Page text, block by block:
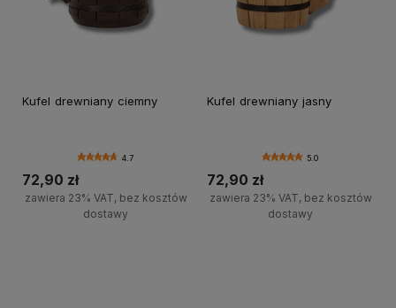
Kufel drewniany ciemny
4.7
72,90 zł
zawiera 23% VAT, bez kosztów
dostawy
Kufel drewniany jasny
5.0
72,90 zł
zawiera 23% VAT, bez kosztów
dostawy